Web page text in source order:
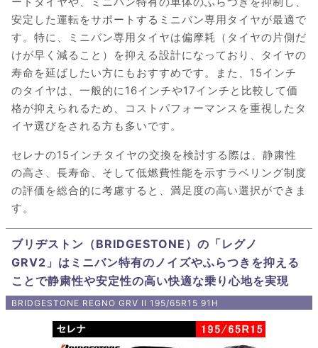
安定した運転をサポートするミニバン専用タイヤが最適で
す。特に、ミニバン専用タイヤは偏摩耗（タイヤの片側だ
けが早く減ること）を抑える設計になっており、タイヤの
寿命を延ばしたい方にもおすすめです。また、15インチ
のタイヤは、一般的に16インチや17インチと比較して価
格が抑えられるため、コストパフォーマンスを重視したタ
イヤ選びをされる方も多いです。
セレナの15インチタイヤの交換を検討する際は、静粛性
の高さ、長寿命、そして低燃費性能を示すラベリング制度
の評価を総合的に考慮すると、満足度の高い選択ができま
す。
ブリヂストン（BRIDGESTONE）の「レグノ
GRV2」はミニバン特有のノイズやふらつきを抑える
ことで静粛性や安定性の高い快適な乗り心地を実現
BRIDGESTONE REGNO GRV II 195/65R15 91H